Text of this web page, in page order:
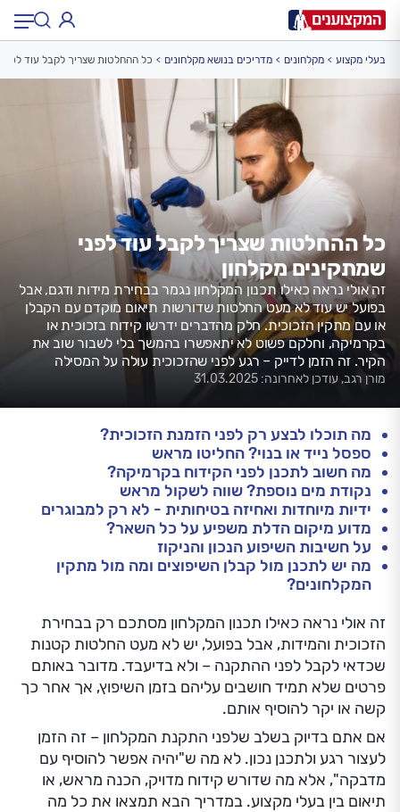
תחום
תחום:
תל אביב, חיפה…
כל ההחלטות שצריך לקבל עוד לפני
שמתקינים מקלחון
זה אולי נראה כאילו תכנון המקלחון נגמר בבחירת מידות ודגם, אבל
בפועל יש עוד לא מעט החלטות שדורשות תיאום מוקדם עם הקבלן
או עם מתקין הזכוכית. חלק מהדברים ידרשו קידוח בזכוכית או
בקרמיקה, וחלקם פשוט לא יתאפשרו בהמשך בלי לשבור שוב את
הקיר. זה הזמן לדייק – רגע לפני שהזכוכית עולה על המסילה
מורן רגב, עודכן לאחרונה: 31.03.2025
בעלי מקצוע מקלחונים מדריכים בנושא מקלחונים כל ההחלטות שצריך לקבל עוד לפני
מה תוכלו לבצע רק לפני הזמנת הזכוכית?
ספסל נייד או בנוי? החליטו מראש
מה חשוב לתכנן לפני הקידוח בקרמיקה?
נקודת מים נוספת? שווה לשקול מראש
ידיות מיוחדות ואחיזה בטיחותית - לא רק למבוגרים
מדוע מיקום הדלת משפיע על כל השאר?
על חשיבות השיפוע הנכון והניקוז
מה יש לתכנן מול קבלן השיפוצים ומה מול מתקין
המקלחונים?
זה אולי נראה כאילו תכנון המקלחון מסתכם רק בבחירת
הזכוכית והמידות, אבל בפועל, יש לא מעט החלטות קטנות
שכדאי לקבל לפני ההתקנה – ולא בדיעבד. מדובר באותם
פרטים שלא תמיד חושבים עליהם בזמן השיפוץ, אך אחר כך
קשה או יקר להוסיף אותם.
אם אתם בדיוק בשלב שלפני התקנת המקלחון – זה הזמן
לעצור רגע ולתכנן נכון. לא מה ש"יהיה אפשר להוסיף עם
מדבקה", אלא מה שדורש קידוח מדויק, הכנה מראש, או
תיאום בין בעלי מקצוע. במדריך הבא תמצאו את כל מה